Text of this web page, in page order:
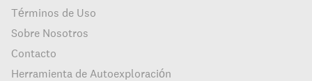
Términos de Uso
Sobre Nosotros
Contacto
Herramienta de Autoexploración